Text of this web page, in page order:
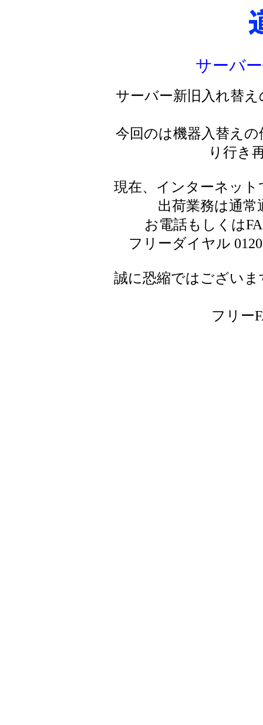
サーバ
サーバー新旧入れ替
今回のは機器入替え
り行き
現在、インターネッ
出荷業務は通
お電話もしくは
フリーダイヤル
誠に恐縮ではござい
フリー